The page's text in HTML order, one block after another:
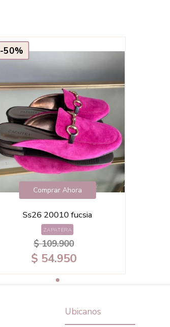
-50%
Comprar Ahora
Ss26 20010 fucsia
ZAPATERA
$ 109.900
$ 54.950
Ubicanos